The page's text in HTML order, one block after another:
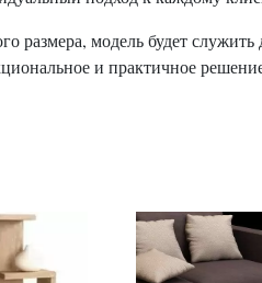
размера, модель будет
и практичное